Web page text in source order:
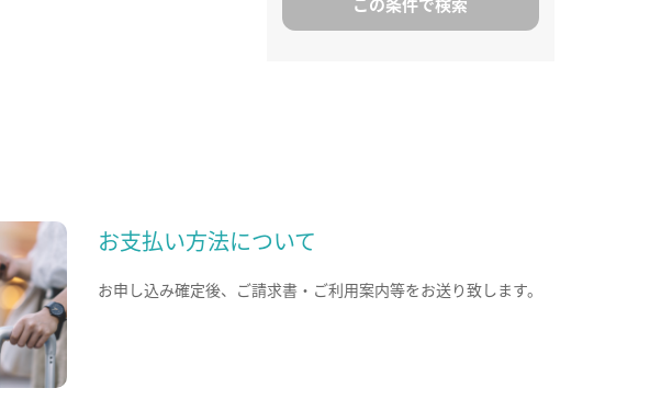
お支払い方法について
お申し込み確定後、ご請求書・ご利用案内等をお送り致します。